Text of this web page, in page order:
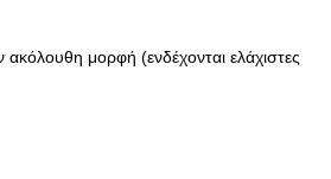
μορφή (ενδέχονται ελάχιστες